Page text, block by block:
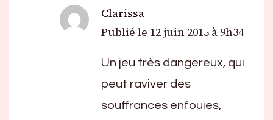
Clarissa
Publié le 12 juin 2015 à 9h34
Un jeu très dangereux, qui
peut raviver des
souffrances enfouies,